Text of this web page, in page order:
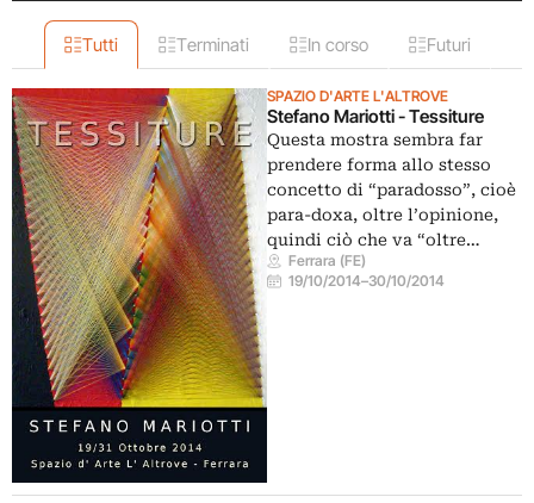
Tutti Terminati In corso Futuri
SPAZIO D'ARTE L'ALTROVE
Stefano Mariotti - Tessiture
Questa mostra sembra far
prendere forma allo stesso
concetto di “paradosso”, cioè
para-doxa, oltre l’opinione,
quindi ciò che va “oltre…
Ferrara (FE)
19/10/2014–30/10/2014